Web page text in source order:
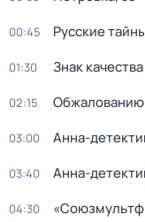
00:45 Русские
01:30 Знак качества
02:15
03:00 Анна-
03:40 Анна-
04:30